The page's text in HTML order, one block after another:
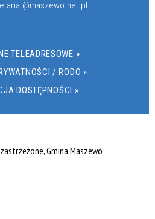
TELEADRESOWE »
/ RODO »
DOSTĘPNOŚCI »
Gmina Maszewo